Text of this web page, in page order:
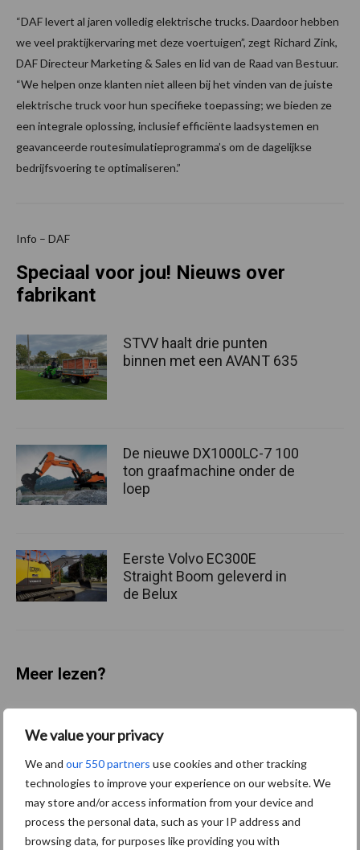
We value your privacy
We and our 550 partners use cookies and other tracking
technologies to improve your experience on our website. We
may store and/or access information from your device and
process the personal data, such as your IP address and
browsing data, for purposes like providing you with
“DAF levert al jaren volledig elektrische trucks. Daardoor hebben
we veel praktijkervaring met deze voertuigen”, zegt Richard Zink,
DAF Directeur Marketing & Sales en lid van de Raad van Bestuur.
“We helpen onze klanten niet alleen bij het vinden van de juiste
elektrische truck voor hun specifieke toepassing; we bieden ze
een integrale oplossing, inclusief efficiënte laadsystemen en
geavanceerde routesimulatieprogramma’s om de dagelijkse
bedrijfsvoering te optimaliseren.”
Info – DAF
Speciaal voor jou! Nieuws over
fabrikant
STVV haalt drie punten
binnen met een AVANT 635
De nieuwe DX1000LC-7 100
ton graafmachine onder de
loep
Eerste Volvo EC300E
Straight Boom geleverd in
de Belux
Meer lezen?
Activiteiten Bouwmachines